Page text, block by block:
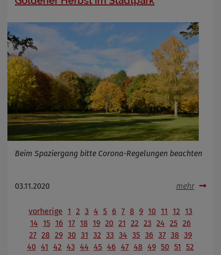
Beim Spaziergang bitte Corona-Regelungen beachten
03.11.2020 mehr
vorherige 1 2 3 4 5 6 7 8 9 10 11 12 13
14 15 16 17 18 19 20 21 22 23 24 25 26
27 28 29 30 31 32 33 34 35 36 37 38 39
40 41 42 43 44 45 46 47 48 49 50 51
52